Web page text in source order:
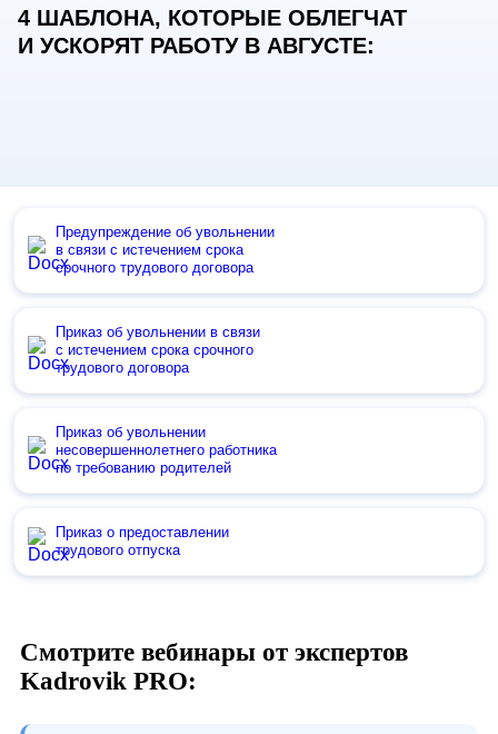
4 ШАБЛОНА, КОТОРЫЕ ОБЛЕГЧАТ
И УСКОРЯТ РАБОТУ В АВГУСТЕ:
Предупреждение об увольнении
в связи с истечением срока
срочного трудового договора
Приказ об увольнении в связи
с истечением срока срочного
трудового договора
Приказ об увольнении
несовершеннолетнего работника
по требованию родителей
Приказ о предоставлении
трудового отпуска
Смотрите вебинары от экспертов
Kadrovik PRO: